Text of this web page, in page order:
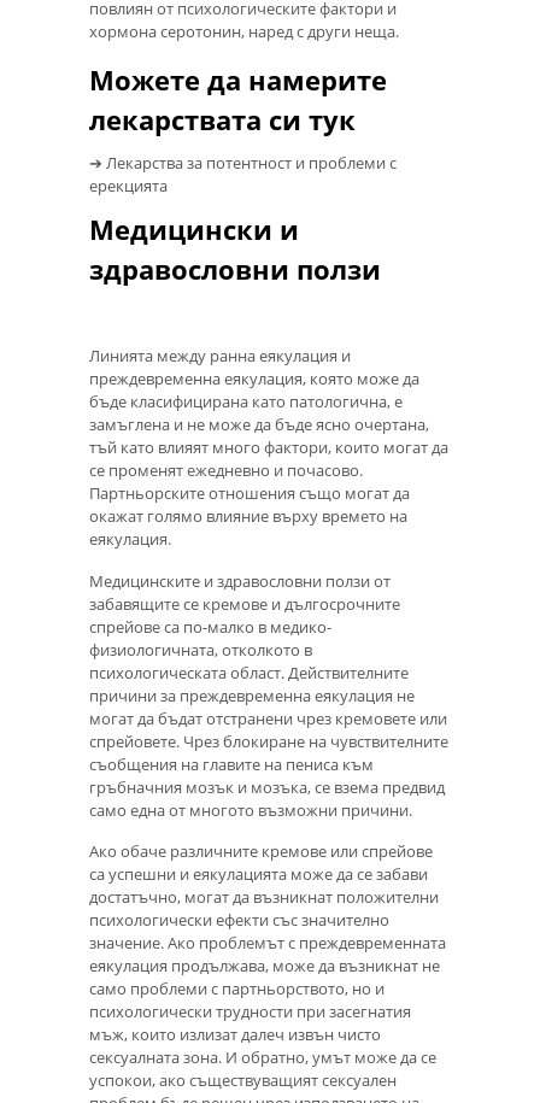
повлиян от психологическите фактори и
хормона серотонин, наред с други неща.
Можете да намерите
лекарствата си тук
➔ Лекарства за потентност и проблеми с
ерекцията
Медицински и
здравословни ползи
Линията между ранна еякулация и
преждевременна еякулация, която може да
бъде класифицирана като патологична, е
замъглена и не може да бъде ясно очертана,
тъй като влияят много фактори, които могат да
се променят ежедневно и почасово.
Партньорските отношения също могат да
окажат голямо влияние върху времето на
еякулация.
Медицинските и здравословни ползи от
забавящите се кремове и дългосрочните
спрейове са по-малко в медико-
физиологичната, отколкото в
психологическата област. Действителните
причини за преждевременна еякулация не
могат да бъдат отстранени чрез кремовете или
спрейовете. Чрез блокиране на чувствителните
съобщения на главите на пениса към
гръбначния мозък и мозъка, се взема предвид
само една от многото възможни причини.
Ако обаче различните кремове или спрейове
са успешни и еякулацията може да се забави
достатъчно, могат да възникнат положителни
психологически ефекти със значително
значение. Ако проблемът с преждевременната
еякулация продължава, може да възникнат не
само проблеми с партньорството, но и
психологически трудности при засегнатия
мъж, които излизат далеч извън чисто
сексуалната зона. И обратно, умът може да се
успокои, ако съществуващият сексуален